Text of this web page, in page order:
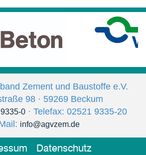
Zement und Baustoffe e.V.
98 · 59269 Beckum
0· Telefax: 02521 9335-20
info@agvzem.de
Datenschutz